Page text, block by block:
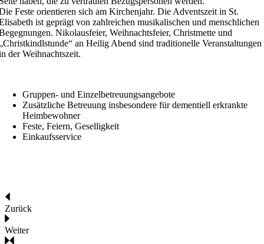
Feste orientieren sich am Kirchenjahr. Die Adventszeit in St.
ist geprägt von zahlreichen musikalischen und menschlichen
Nikolausfeier, Weihnachtsfeier, Christmette und
an Heilig Abend sind traditionelle Veranstaltungen
der Weihnachtszeit.
Gruppen- und Einzelbetreuungsangebote
Zusätzliche Betreuung insbesondere für dementiell erkrankte
Heimbewohner
Feste, Feiern, Geselligkeit
Einkaufsservice
Zurück
Weiter